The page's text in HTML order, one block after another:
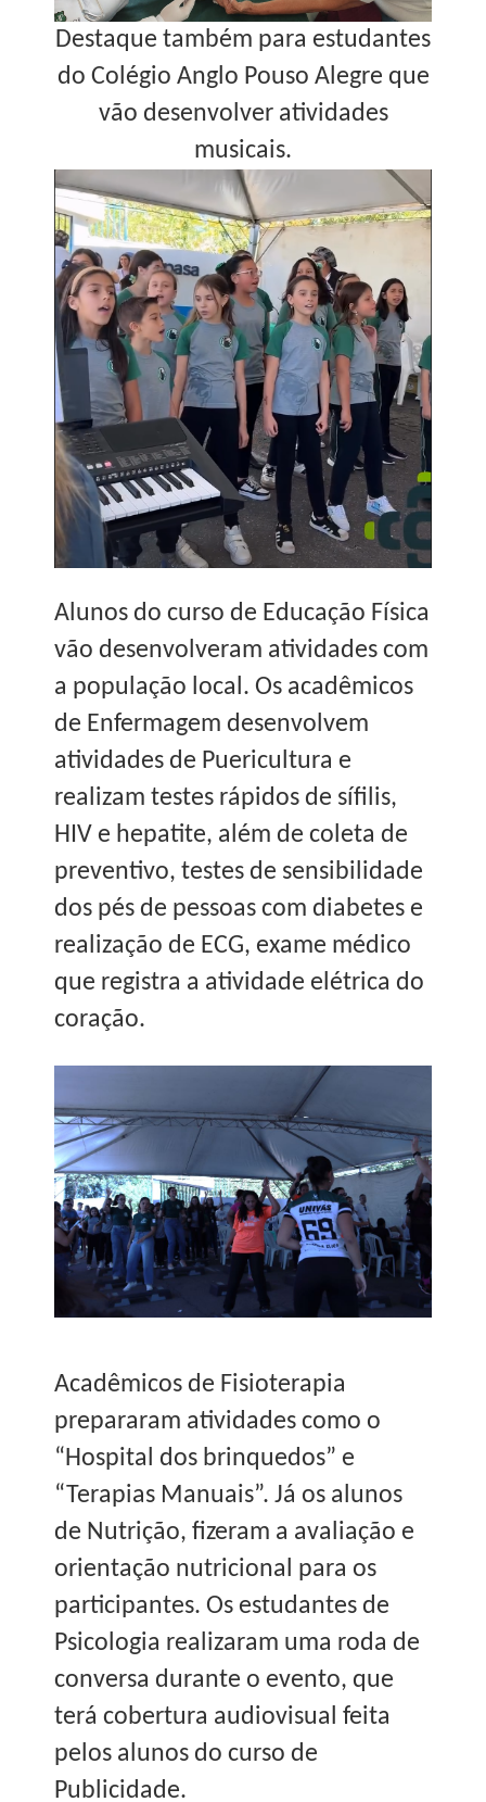
Destaque também para estudantes
do Colégio Anglo Pouso Alegre que
vão desenvolver atividades
musicais.
Alunos do curso de Educação Física
vão desenvolveram atividades com
a população local. Os acadêmicos
de Enfermagem desenvolvem
atividades de Puericultura e
realizam testes rápidos de sífilis,
HIV e hepatite, além de coleta de
preventivo, testes de sensibilidade
dos pés de pessoas com diabetes e
realização de ECG, exame médico
que registra a atividade elétrica do
coração.
Acadêmicos de Fisioterapia
prepararam atividades como o
“Hospital dos brinquedos” e
“Terapias Manuais”. Já os alunos
de Nutrição, fizeram a avaliação e
orientação nutricional para os
participantes. Os estudantes de
Psicologia realizaram uma roda de
conversa durante o evento, que
terá cobertura audiovisual feita
pelos alunos do curso de
Publicidade.